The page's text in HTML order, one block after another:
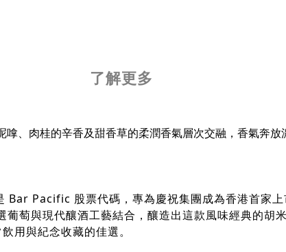
了解更多
、肉桂的辛香及甜香草的柔潤香氣層次交融，香氣奔
Bar Pacific 股票代碼，專為慶祝集團成為香港首家
萄與現代釀酒工藝結合，釀造出這款風味經典的胡
用與紀念收藏的佳選。